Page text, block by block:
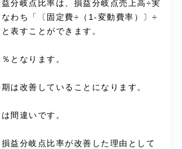
分岐点比率は、損益分岐点売上高÷実
なわち「〔固定費÷（1-変動費率）〕÷
表すことができます。
となります。
は改善していることになります。
間違いです。
益分岐点比率が改善した理由として